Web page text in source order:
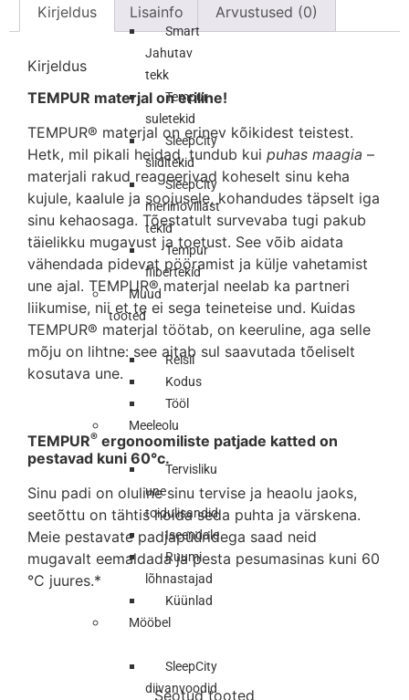
Smart
Jahutav
tekk
Tempur
suletekid
SleepCity
siiditekid
SleepCity
meriinovillast
tekid
Tempur
fiibertekid
Muud
tooted
Reisil
Kodus
Tööl
Meeleolu
Tervisliku
une
toidulisandid
Iseendale
Ruumi
lõhnastajad
Küünlad
Mööbel
SleepCity
diivanvoodid
Kirjeldus Lisainfo Arvustused (0)
Kirjeldus
TEMPUR materjal on eriline!
TEMPUR® materjal on erinev kõikidest teistest.
Hetk, mil pikali heidad, tundub kui puhas maagia –
materjali rakud reageerivad koheselt sinu keha
kujule, kaalule ja soojusele, kohandudes täpselt iga
sinu kehaosaga. Tõestatult survevaba tugi pakub
täielikku mugavust ja toetust. See võib aidata
vähendada pidevat pööramist ja külje vahetamist
une ajal. TEMPUR® materjal neelab ka partneri
liikumise, nii et te ei sega teineteise und. Kuidas
TEMPUR® materjal töötab, on keeruline, aga selle
mõju on lihtne: see aitab sul saavutada tõeliselt
kosutava une.
TEMPUR® ergonoomiliste patjade katted on
pestavad kuni 60°c.
Sinu padi on oluline sinu tervise ja heaolu jaoks,
seetõttu on tähtis hoida seda puhta ja värskena.
Meie pestavate padjapüüridega saad neid
mugavalt eemaldada ja pesta pesumasinas kuni 60
°C juures.*
Seotud tooted